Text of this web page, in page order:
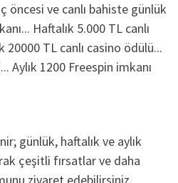
öncesi ve canlı bahiste günlük
Haftalık 5.000 TL canlı
20000 TL canlı casino ödülü...
Aylık 1200 Freespin imkanı
günlük, haftalık ve aylık
çeşitli fırsatlar ve daha